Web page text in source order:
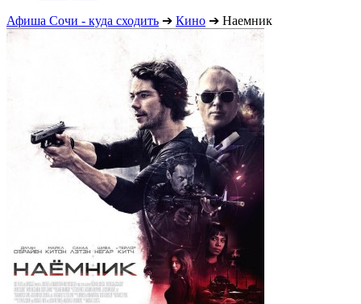
Афиша Сочи - куда сходить ➔ Кино ➔ Наемник